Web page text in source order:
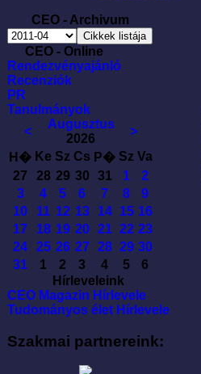
CEO - Archivum
CEO - Online
Rendezvényajánló
Recenziók
PR
Tanulmányok
<
Augusztus
2026
>
H� Ke Sz Cs P� Sz Va
27
28 29 30 31 1
2
3
4 5 6 7 8
9
10
11 12 13 14 15 16
17
18 19 20 21 22 23
24
25 26 27 28 29 30
31
1 2 3 4 5
6
Hírleveleink
CEO Magazin Hírlevele
Tudományos élet Hírlevele
Szakmai partnereink: